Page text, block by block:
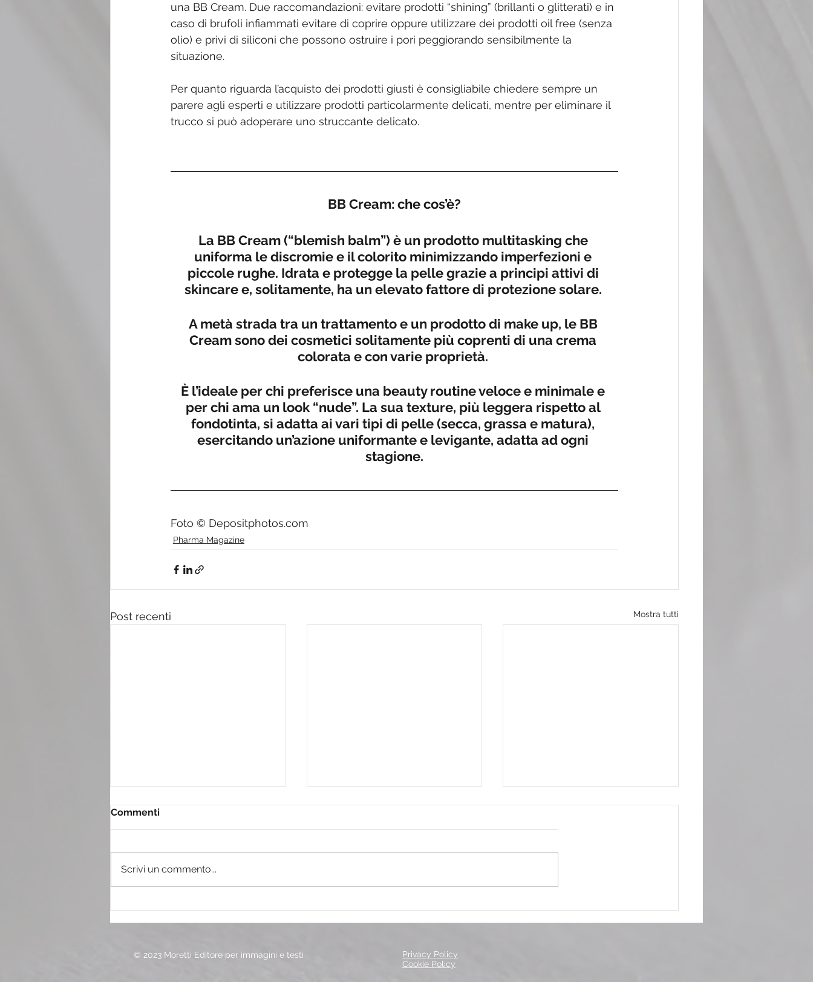
una BB Cream. Due raccomandazioni: evitare prodotti “shining” (brillanti o glitterati) e in
caso di brufoli infiammati evitare di coprire oppure utilizzare dei prodotti oil free (senza
olio) e privi di siliconi che possono ostruire i pori peggiorando sensibilmente la
situazione.
Per quanto riguarda l’acquisto dei prodotti giusti è consigliabile chiedere sempre un
parere agli esperti e utilizzare prodotti particolarmente delicati, mentre per eliminare il
trucco si può adoperare uno struccante delicato.
BB Cream: che cos’è?
La BB Cream (“blemish balm”) è un prodotto multitasking che
uniforma le discromie e il colorito minimizzando imperfezioni e
piccole rughe. Idrata e protegge la pelle grazie a principi attivi di
skincare e, solitamente, ha un elevato fattore di protezione solare.
A metà strada tra un trattamento e un prodotto di make up, le BB
Cream sono dei cosmetici solitamente più coprenti di una crema
colorata e con varie proprietà.
È l’ideale per chi preferisce una beauty routine veloce e minimale e
per chi ama un look “nude”. La sua texture, più leggera rispetto al
fondotinta, si adatta ai vari tipi di pelle (secca, grassa e matura),
esercitando un’azione uniformante e levigante, adatta ad ogni
stagione.
Foto © Depositphotos.com
Pharma Magazine
Post recenti Mostra tutti
Commenti
Scrivi un commento...
© 2023 Moretti Editore per immagini e testi
Privacy Policy
Cookie Policy